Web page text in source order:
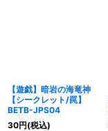
【遊戯】暗岩の海竜神
【シークレット/罠】
BETB-JPS04
30円(税込)